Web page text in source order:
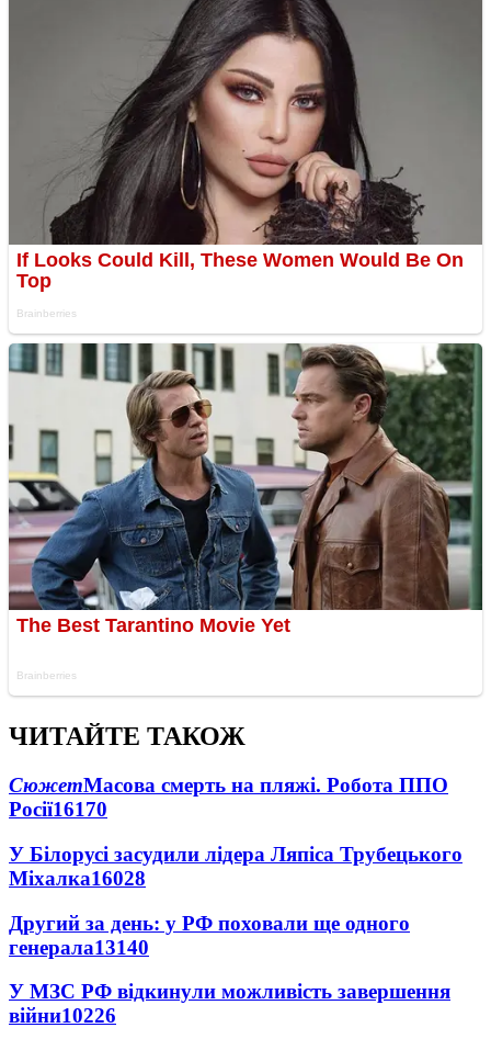
ЧИТАЙТЕ ТАКОЖ
СюжетМасова смерть на пляжі. Робота ППО
Росії16170
У Білорусі засудили лідера Ляпіса Трубецького
Міхалка16028
Другий за день: у РФ поховали ще одного
генерала13140
У МЗС РФ відкинули можливість завершення
війни10226